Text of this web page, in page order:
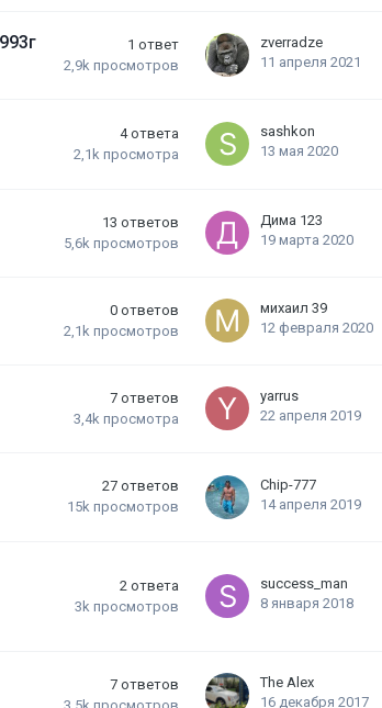
1 ответ
2,9k просмотров
zverradze
11 апреля 2021
4 ответа
2,1k просмотра
sashkon
13 мая 2020
13 ответов
5,6k просмотров
Дима 123
19 марта 2020
0 ответов
2,1k просмотров
михаил 39
12 февраля 2020
7 ответов
3,4k просмотра
yarrus
22 апреля 2019
27 ответов
15k просмотров
Chip-777
14 апреля 2019
2 ответа
3k просмотров
success_man
8 января 2018
7 ответов
The Alex
16 декабря 2017